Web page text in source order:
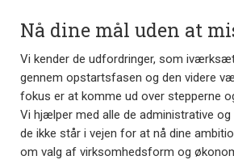
Nå dine mål uden at
Vi kender de udfordringer, som
gennem opstartsfasen og den videre
fokus er at komme ud over stepperne
Vi hjælper med alle de administrative og
de ikke står i vejen for at nå dine
om valg af virksomhedsform og